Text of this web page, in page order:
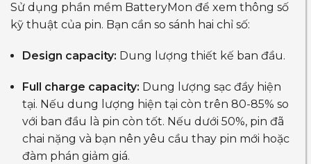
Sử dụng phần mềm BatteryMon để xem thông số
kỹ thuật của pin. Bạn cần so sánh hai chỉ số:
Design capacity: Dung lượng thiết kế ban đầu.
Full charge capacity: Dung lượng sạc đầy hiện
tại. Nếu dung lượng hiện tại còn trên 80-85% so
với ban đầu là pin còn tốt. Nếu dưới 50%, pin đã
chai nặng và bạn nên yêu cầu thay pin mới hoặc
đàm phán giảm giá.